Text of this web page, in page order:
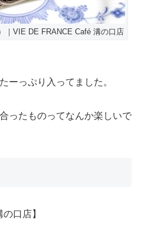
｜VIE DE FRANCE Café 溝の口店
ーっぷり入ってました。
ったものってなんか楽しいで
口店】